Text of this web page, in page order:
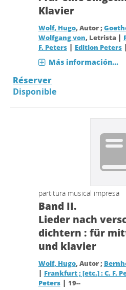
Klavier
Wolf, Hugo, Autor ;
Wolfgang von, Letrista |
F. Peters| Edition Peters|
Más información...
Réserver
Disponible
partitura musical impresa
Band II.
Lieder nach
dichtern : für
und klavier
Wolf, Hugo, Autor ;
| Frankfurt ; [etc.] : C. F.
Peters| 19--